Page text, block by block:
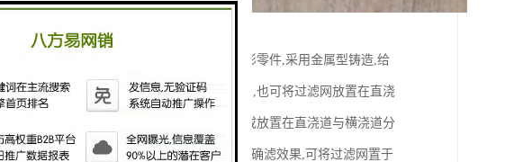
艺的设计。由于发动机活塞为铝合金圆柱形零件,采用金属型铸造,给
道分型处或放置在横浇道与内浇道的分型处,也可将过滤网放置在直浇
用将过滤网设置在直浇道下方的分型面处或放置在直浇道与横浇道分
铝活塞铸造生产的,为方便过滤网的放置并确滤效果,可将过滤网置于